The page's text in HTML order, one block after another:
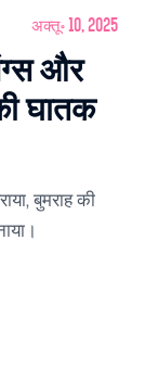
अक्तू॰ 10, 2025
और
घातक
बुमराह की